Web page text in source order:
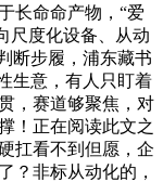
长命命产物，“爱
尺度化设备、从动
断步履，浦东藏书
生意，有人只盯着
，赛道够聚焦，对
！正在阅读此文之
扛看不到但愿，企
？非标从动化的，